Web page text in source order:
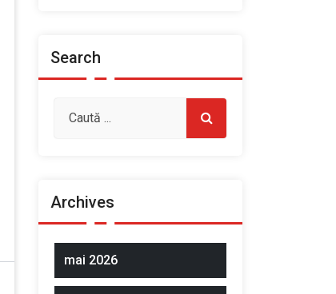
Search
Archives
mai 2026